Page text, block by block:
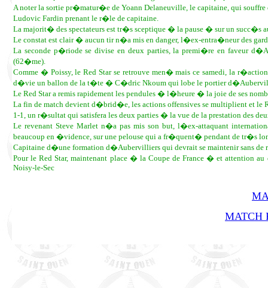
A noter la sortie pr�matur�e de Yoann Delaneuville, le capitaine, qui
Ludovic Fardin prenant le r�le de capitaine.
La majorit� des spectateurs est tr�s sceptique � la pause � sur un succ�s
Le constat est clair � aucun tir n�a mis en danger, l�ex-entra�neur des
La seconde p�riode se divise en deux parties, la premi�re en faveur
(62�me).
Comme � Poissy, le Red Star se retrouve men� mais ce samedi, la
d�vie un ballon de la t�te � C�dric Nkoum qui lobe le portier
Le Red Star a remis rapidement les pendules � l�heure � la joie de ses
La fin de match devient d�brid�e, les actions offensives se multiplient et
1-1, un r�sultat qui satisfera les deux parties � la vue de la prestation des
Le revenant Steve Marlet n�a pas mis son but, l�ex-attaquant
beaucoup en �vidence, sur une pelouse qui a fr�quent� pendant de tr�s
Capitaine d�une formation d�Aubervilliers qui devrait se maintenir sans
Pour le Red Star, maintenant place � la Coupe de France � et attention
Noisy-le-Sec
MATCH